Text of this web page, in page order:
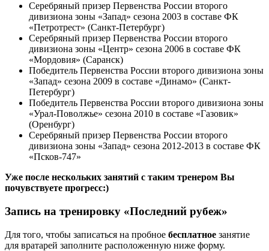
Серебряный призер Первенства России второго
дивизиона зоны «Запад» сезона 2003 в составе ФК
«Петротрест» (Санкт-Петербург)
Серебряный призер Первенства России второго
дивизиона зоны «Центр» сезона 2006 в составе ФК
«Мордовия» (Саранск)
Победитель Первенства России второго дивизиона зоны
«Запад» сезона 2009 в составе «Динамо» (Санкт-
Петербург)
Победитель Первенства России второго дивизиона зоны
«Урал-Поволжье» сезона 2010 в составе «Газовик»
(Оренбург)
Серебряный призер Первенства России второго
дивизиона зоны «Запад» сезона 2012-2013 в составе ФК
«Псков-747»
Уже после нескольких занятий с таким тренером Вы
почувствуете прогресс:)
Запись на тренировку «Последний рубеж»
Для того, чтобы записаться на пробное бесплатное занятие
для вратарей заполните расположенную ниже форму.